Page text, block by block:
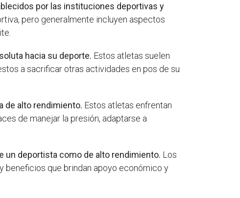
por las instituciones deportivas y
pero generalmente incluyen aspectos
hacia su deporte. Estos atletas suelen
a sacrificar otras actividades en pos de su
de alto rendimiento. Estos atletas enfrentan
de manejar la presión, adaptarse a
un deportista como de alto rendimiento. Los
beneficios que brindan apoyo económico y